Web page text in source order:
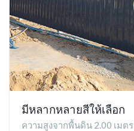
มีหลากหลายสีให้เลือก
ความสูงจากพื้นดิน 2.00 เมตร